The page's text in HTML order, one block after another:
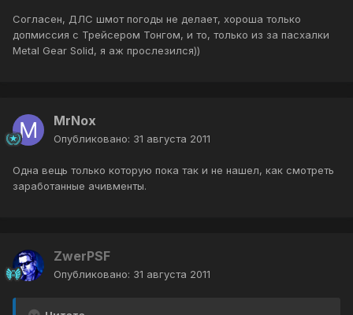
Согласен, ДЛС шмот погоды не делает, хороша только
допмиссия с Трейсером Тонгом, и то, только из за пасхалки
Metal Gear Solid, я аж прослезился))
MrNox
Опубликовано: 31 августа 2011
Одна вещь только которую пока так и не нашел, как смотреть
заработанные ачивменты.
ZwerPSF
Опубликовано: 31 августа 2011